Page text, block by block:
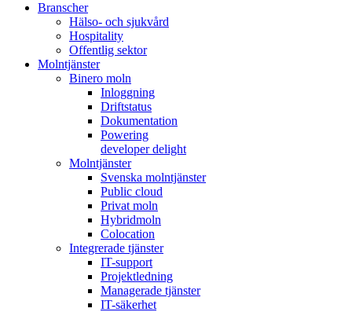
Branscher
Hälso- och sjukvård
Hospitality
Offentlig sektor
Molntjänster
Binero moln
Inloggning
Driftstatus
Dokumentation
Powering
developer delight
Molntjänster
Svenska molntjänster
Public cloud
Privat moln
Hybridmoln
Colocation
Integrerade tjänster
IT-support
Projektledning
Managerade tjänster
IT-säkerhet